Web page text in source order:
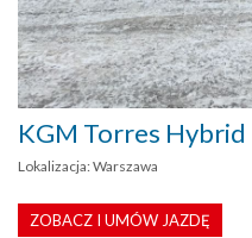
KGM Torres Hybrid
Lokalizacja: Warszawa
ZOBACZ I UMÓW JAZDĘ